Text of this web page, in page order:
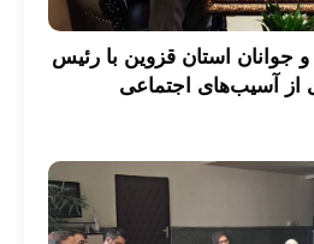
جوانان استان قزوین با رئیس
از آسیب‌های اجتماعی